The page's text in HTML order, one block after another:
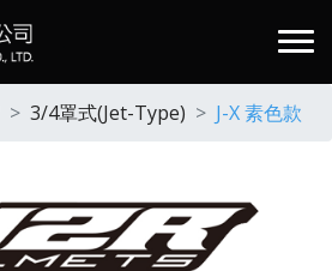
3/4罩式(Jet-Type) J-X 素色款